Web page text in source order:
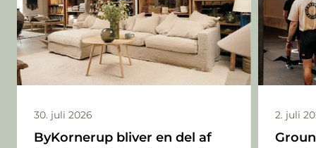
30. juli 2026
ByKornerup bliver en del af
2. juli